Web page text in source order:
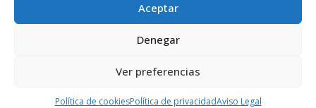
Aceptar
Denegar
Ver preferencias
Política de cookiesPolítica de privacidadAviso Legal